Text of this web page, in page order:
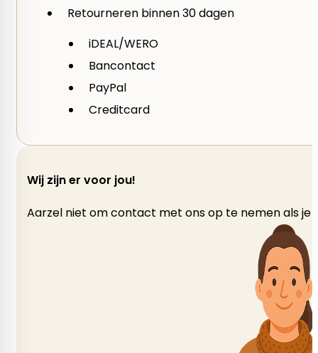
Retourneren binnen 30 dagen
iDEAL/WERO
Bancontact
PayPal
Creditcard
Wij zijn er voor jou!
Aarzel niet om contact met ons op te nemen als